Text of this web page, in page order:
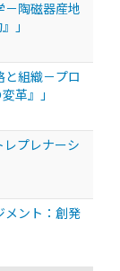
－陶磁器産地
」
組織－プロ
革』」
プレナーシ
メント：創発